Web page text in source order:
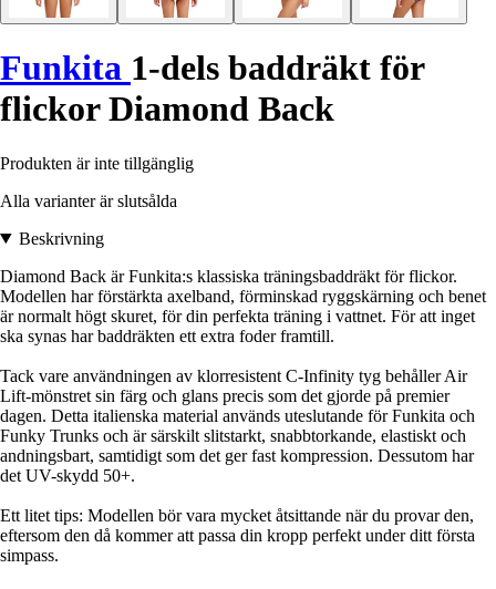
Funkita 1-dels baddräkt för
flickor Diamond Back
Produkten är inte tillgänglig
Alla varianter är slutsålda
Beskrivning
Diamond Back är Funkita:s klassiska träningsbaddräkt för flickor.
Modellen har förstärkta axelband, förminskad ryggskärning och benet
är normalt högt skuret, för din perfekta träning i vattnet. För att inget
ska synas har baddräkten ett extra foder framtill.
Tack vare användningen av klorresistent C-Infinity tyg behåller Air
Lift-mönstret sin färg och glans precis som det gjorde på premier
dagen. Detta italienska material används uteslutande för Funkita och
Funky Trunks och är särskilt slitstarkt, snabbtorkande, elastiskt och
andningsbart, samtidigt som det ger fast kompression. Dessutom har
det UV-skydd 50+.
Ett litet tips: Modellen bör vara mycket åtsittande när du provar den,
eftersom den då kommer att passa din kropp perfekt under ditt första
simpass.